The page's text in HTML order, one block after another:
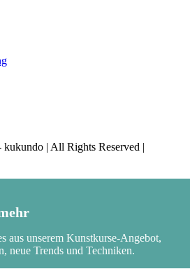
kukundo | All Rights Reserved |
aus unserem Kunstkurse-Angebot,
neue Trends und Techniken.